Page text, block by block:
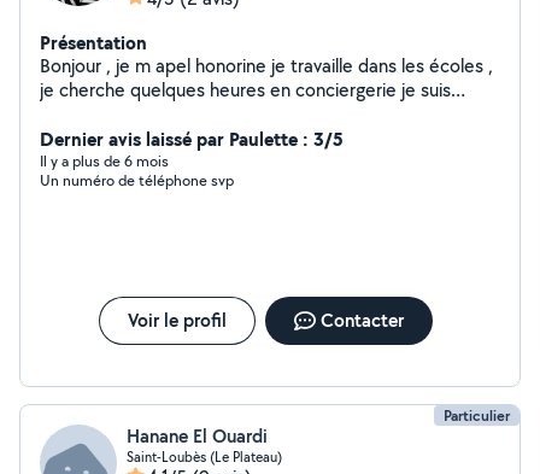
Présentation
Bonjour , je m apel honorine je travaille dans les écoles ,
je cherche quelques heures en conciergerie je suis
Dernier avis laissé par Paulette : 3/5
Il y a plus de 6 mois
Un numéro de téléphone svp
Voir le profil Contacter
Particulier
Hanane El Ouardi
Saint-Loubès (Le Plateau)